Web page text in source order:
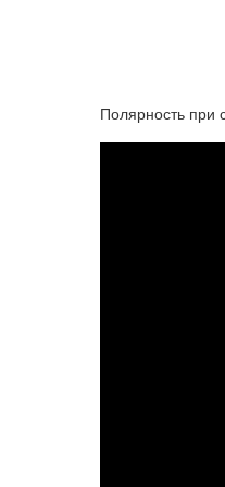
Полярность при